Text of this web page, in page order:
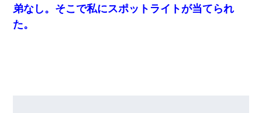
弟なし。そこで私にスポットライトが当てられ
た。